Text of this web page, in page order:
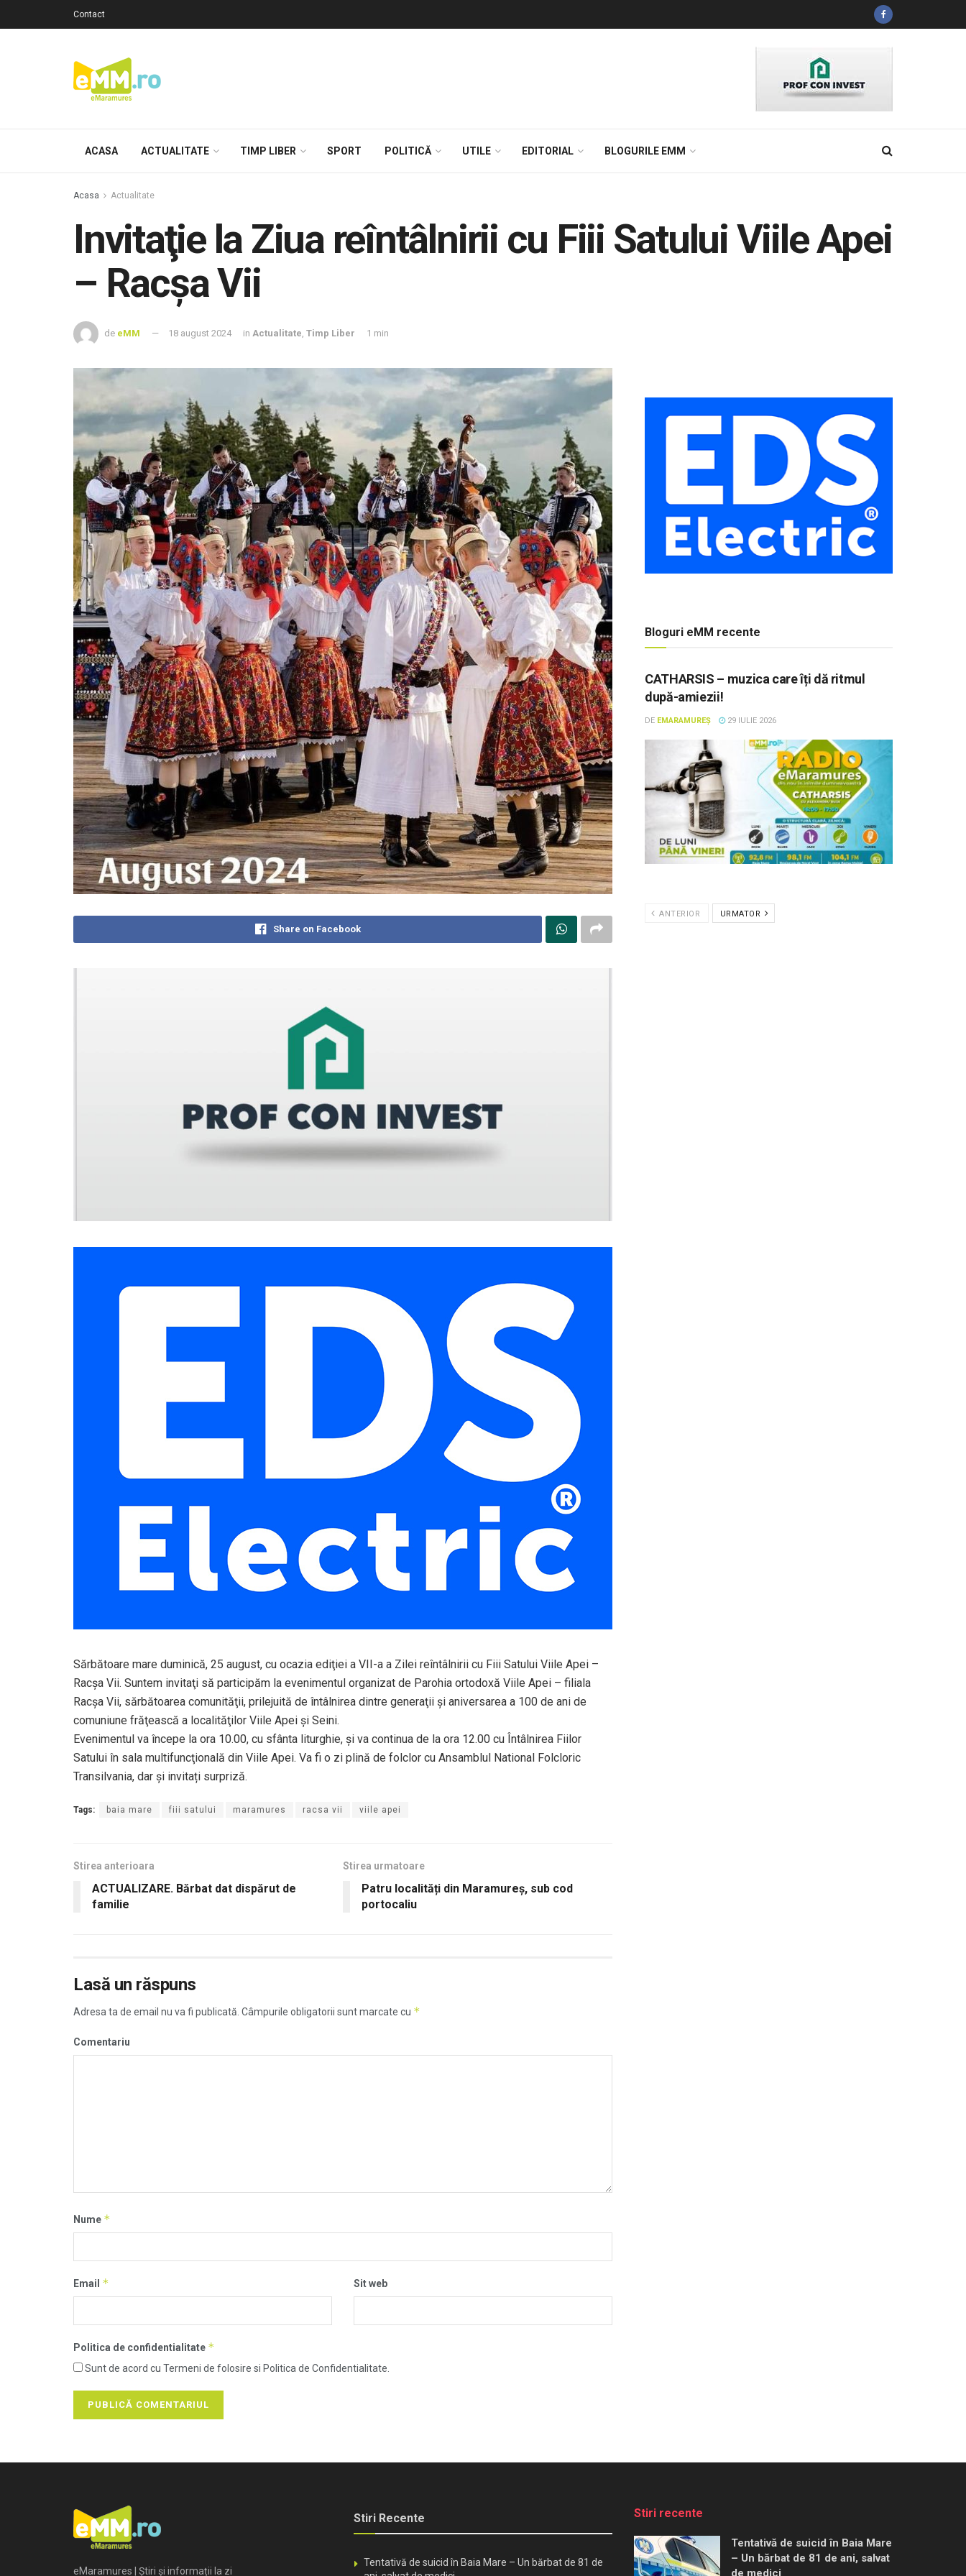
Contact
ACASA ACTUALITATE TIMP LIBER SPORT POLITICĂ UTILE EDITORIAL BLOGURILE EMM
Acasa Actualitate
Invitaţie la Ziua reîntâlnirii cu Fiii Satului Viile Apei
– Racșa Vii
de eMM 18 august 2024 in Actualitate, Timp Liber 1 min
Share on Facebook
Sărbătoare mare duminică, 25 august, cu ocazia ediţiei a VII-a a Zilei reîntâlnirii cu Fiii Satului Viile Apei –
Racșa Vii. Suntem invitaţi să participăm la evenimentul organizat de Parohia ortodoxă Viile Apei – filiala
Racşa Vii, sărbătoarea comunităţii, prilejuită de întâlnirea dintre generaţii şi aniversarea a 100 de ani de
comuniune frăţească a localităţilor Viile Apei şi Seini.
Evenimentul va începe la ora 10.00, cu sfânta liturghie, şi va continua de la ora 12.00 cu Întâlnirea Fiilor
Satului în sala multifuncţională din Viile Apei. Va fi o zi plină de folclor cu Ansamblul National Folcloric
Transilvania, dar și invitați surpriză.
Tags: baia mare fiii satului maramures racsa vii viile apei
Stirea anterioara
ACTUALIZARE. Bărbat dat dispărut de
familie
Stirea urmatoare
Patru localități din Maramureș, sub cod
portocaliu
Lasă un răspuns
Adresa ta de email nu va fi publicată. Câmpurile obligatorii sunt marcate cu *
Comentariu
Nume *
Email * Sit web
Politica de confidentialitate *
Sunt de acord cu Termeni de folosire si Politica de Confidentialitate.
Bloguri eMM recente
CATHARSIS – muzica care îți dă ritmul
după-amiezii!
DE EMARAMUREȘ 29 IULIE 2026
ANTERIOR URMATOR
eMaramures | Știri și informații la zi
Stiri Recente
Tentativă de suicid în Baia Mare – Un bărbat de 81 de
Stiri recente
Tentativă de suicid în Baia Mare
– Un bărbat de 81 de ani, salvat
de medici